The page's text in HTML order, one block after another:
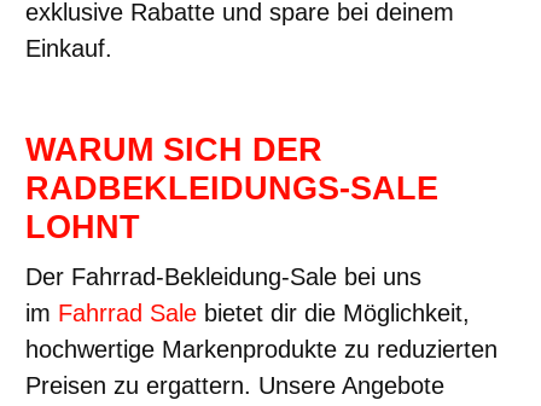
exklusive Rabatte und spare bei deinem
Einkauf.
WARUM SICH DER
RADBEKLEIDUNGS-SALE
LOHNT
Der Fahrrad-Bekleidung-Sale bei uns
im Fahrrad Sale bietet dir die Möglichkeit,
hochwertige Markenprodukte zu reduzierten
Preisen zu ergattern. Unsere Angebote